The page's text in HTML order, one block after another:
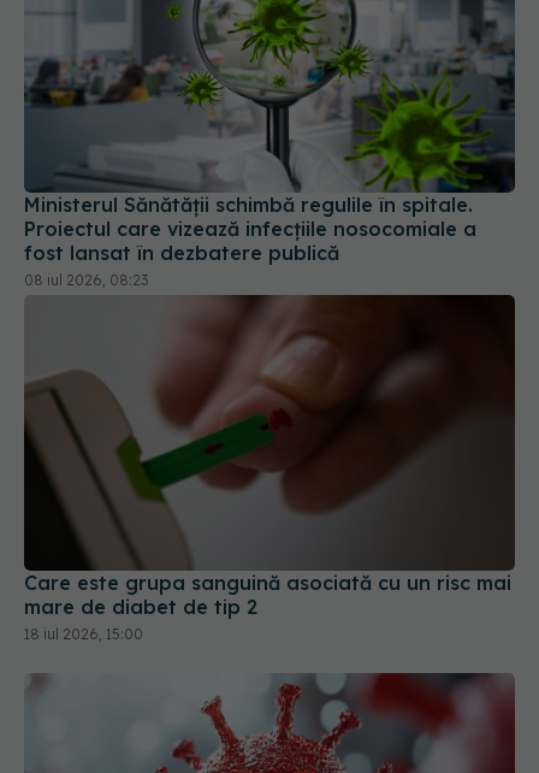
Ministerul Sănătății schimbă regulile în spitale.
Proiectul care vizează infecțiile nosocomiale a
fost lansat în dezbatere publică
08 iul 2026, 08:23
Care este grupa sanguină asociată cu un risc mai
mare de diabet de tip 2
18 iul 2026, 15:00